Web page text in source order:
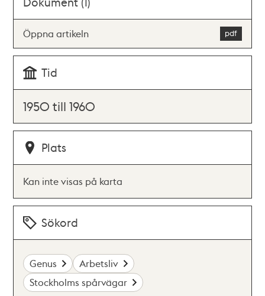
Öppna artikeln
Tid
1950 till 1960
Plats
Kan inte visas på karta
Sökord
Genus
Arbetsliv
Stockholms spårvägar